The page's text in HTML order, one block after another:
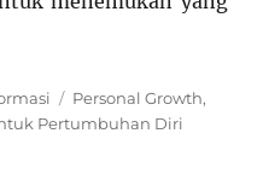
Tags
Personal Growth,
Pertumbuhan Diri